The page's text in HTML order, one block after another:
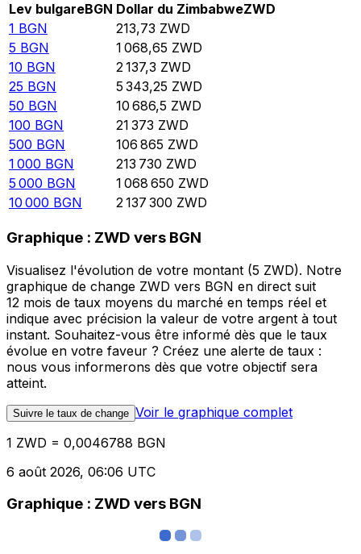
Lev bulgareBGN Dollar du ZimbabweZWD
1 BGN 213,73 ZWD
5 BGN 1 068,65 ZWD
10 BGN 2 137,3 ZWD
25 BGN 5 343,25 ZWD
50 BGN 10 686,5 ZWD
100 BGN 21 373 ZWD
500 BGN 106 865 ZWD
1 000 BGN 213 730 ZWD
5 000 BGN 1 068 650 ZWD
10 000 BGN 2 137 300 ZWD
Graphique : ZWD vers BGN
Visualisez l'évolution de votre montant (5 ZWD). Notre
graphique de change ZWD vers BGN en direct suit
12 mois de taux moyens du marché en temps réel et
indique avec précision la valeur de votre argent à tout
instant. Souhaitez-vous être informé dès que le taux
évolue en votre faveur ? Créez une alerte de taux :
nous vous informerons dès que votre objectif sera
atteint.
Suivre le taux de change Voir le graphique complet
1 ZWD = 0,0046788 BGN
6 août 2026, 06:06 UTC
Graphique : ZWD vers BGN